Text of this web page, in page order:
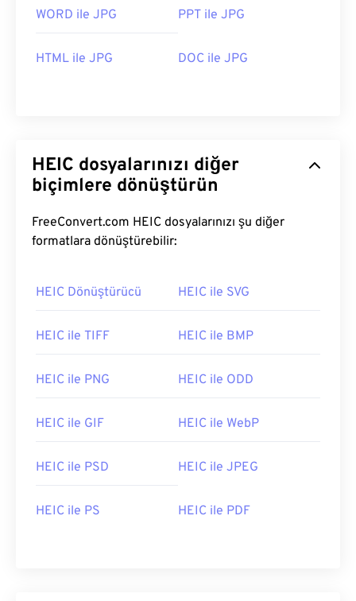
WORD ile JPG PPT ile JPG
HTML ile JPG DOC ile JPG
HEIC dosyalarınızı diğer
biçimlere dönüştürün
FreeConvert.com HEIC dosyalarınızı şu diğer
formatlara dönüştürebilir:
HEIC Dönüştürücü HEIC ile SVG
HEIC ile TIFF HEIC ile BMP
HEIC ile PNG HEIC ile ODD
HEIC ile GIF HEIC ile WebP
HEIC ile PSD HEIC ile JPEG
HEIC ile PS HEIC ile PDF